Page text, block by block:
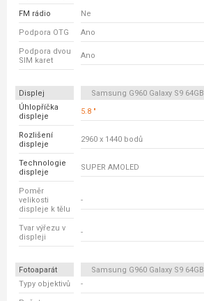
FM rádio Ne
Podpora OTG Ano
Podpora dvou
SIM karet
Ano
Displej Samsung G960 Galaxy S9 64GB
Úhlopříčka
displeje
5.8 "
Rozlišení
displeje
2960 x 1440 bodů
Technologie
displeje
SUPER AMOLED
Poměr
velikosti
displeje k tělu
-
Tvar výřezu v
displeji
-
Fotoaparát Samsung G960 Galaxy S9 64GB
Typy objektivů
-